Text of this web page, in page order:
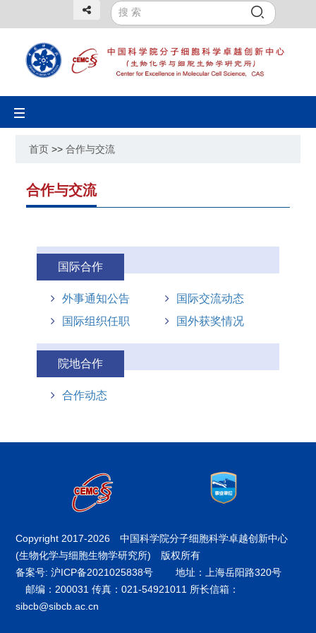
Toggle
navigation
首页 >>合作与交流
合作与交流
国际合作
外事通知公告
国际交流动态
国际组织任职
国外获奖情况
院地合作
合作动态
Copyright 2017-2026 中国科学院分子细胞科学卓越创新中心
(生物化学与细胞生物学研究所) 版权所有
备案号: 沪ICP备2021025838号
地址：上海岳阳路320号
邮编：200031 传真：021-54921011 所长信箱：
sibcb@sibcb.ac.cn